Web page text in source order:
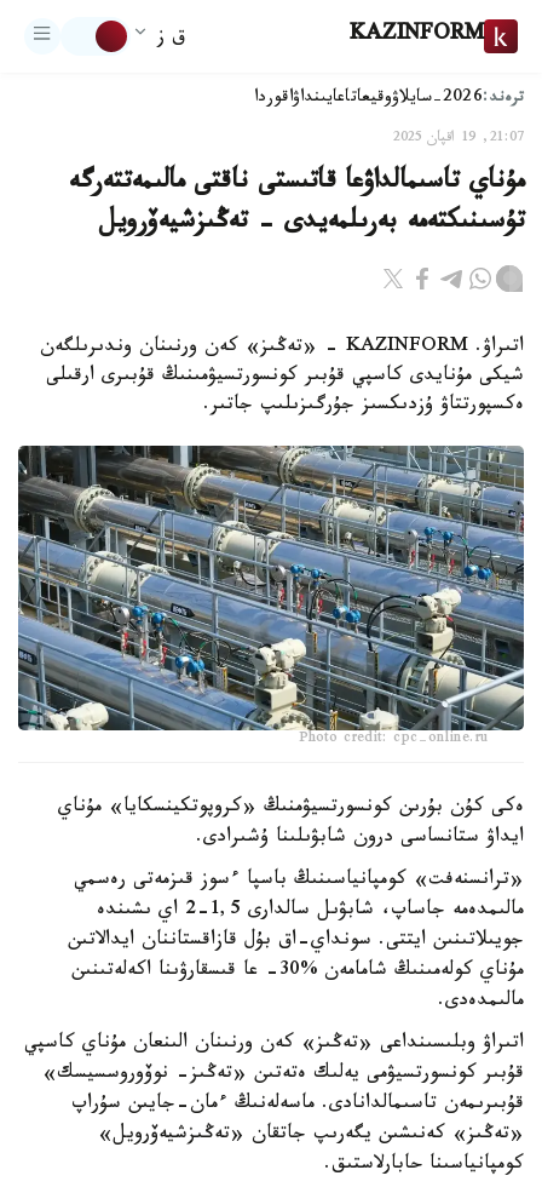
KAZINFORM ق ز
ترەند:2026-سايلاۋ وقيعاتاعايىنداۋاقوردا
21:07, 19 اقپان 2025
مۇناي تاسىمالداۋعا قاتىستى ناقتى مالىمەتتەرگە
تۇسىنىكتەمە بەرىلمەيدى - تەڭىزشيەۆرويل
اتىراۋ. KAZINFORM - «تەڭىز» كەن ورنىنان وندىرىلگەن
شيكى مۇنايدى كاسپي قۇبىر كونسورتسيۋمىنىڭ قۇبىرى ارقىلى
ەكسپورتتاۋ ۇزدىكسىز جۇرگىزىلىپ جاتىر.
Photo credit: cpc-online.ru
ەكى كۇن بۇرىن كونسورتسيۋمنىڭ «كروپوتكينسكايا» مۇناي
ايداۋ ستانساسى درون شابۋىلىنا ۇشىرادى.
«ترانسنەفت» كومپانياسىنىڭ باسپا ءسوز قىزمەتى رەسمي
مالىمدەمە جاساپ، شابۋىل سالدارى 1,5-2 اي ىشىندە
جويىلاتىنىن ايتتى. سونداي-اق بۇل قازاقستاننان ايدالاتىن
مۇناي كولەمىنىڭ شامامەن %30- عا قىسقارۋىنا اكەلەتىنىن
مالىمدەدى.
اتىراۋ وبلىسىنداعى «تەڭىز» كەن ورنىنان الىنعان مۇناي كاسپي
قۇبىر كونسورتسيۋمى يەلىك ەتەتىن «تەڭىز- نوۆوروسسيسك»
قۇبىرىمەن تاسىمالدانادى. ماسەلەنىڭ ءمان-جايىن سۇراپ
«تەڭىز» كەنىشىن يگەرىپ جاتقان «تەڭىزشيەۆرويل»
كومپانياسىنا حابارلاستىق.